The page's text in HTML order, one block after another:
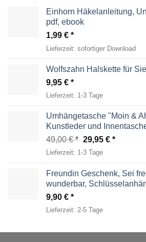
Einhorn Häkelanleitung,
pdf, ebook
1,99 €
Lieferzeit: sofortiger Download
Wolfszahn Halskette für
9,95 €
Lieferzeit: 1-3 Tage
Umhängetasche "Moin &
Kunstleder und
49,00€
Ursprünglicher
Preis
49,00 €
29,95 € Aktueller
29,95 €.
Lieferzeit: 1-3 Tage
Freundin Geschenk, Sei
wunderbar,
9,90 €
Lieferzeit: 2-5 Tage